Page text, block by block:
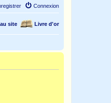
Connexion
Livre d'or
site